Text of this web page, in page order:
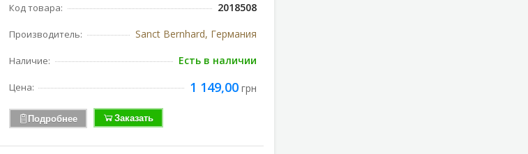
Код товара: 2018508
Производитель: Sanct Bernhard, Германия
Наличие: Есть в наличии
Цена: 1 149,00грн
Подробнее Заказать